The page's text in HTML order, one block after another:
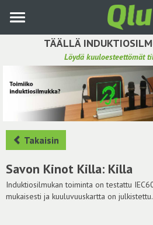
pääsisältöön
TÄÄLLÄ
Löydä kuuloesteettömät
Etsi induktiosilmukka
Tee ehdotus ja vaikuta
Hae ehdotuksia
Käyttöohje
Yhteydenottopyyntö
Takaisin
Savon Kinot Killa: Killa
Induktiosilmukan toiminta on testattu
mukaisesti ja kuuluvuuskartta on julkistettu.